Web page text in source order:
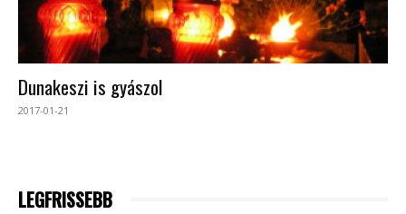
Dunakeszi is gyászol
2017-01-21
LEGFRISSEBB